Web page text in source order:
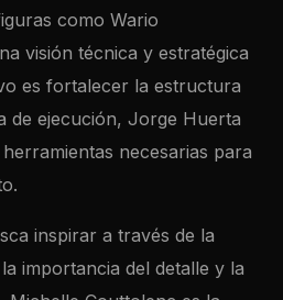
como Wario
visión técnica y estratégica
es fortalecer la estructura
de ejecución, Jorge Huerta
necesarias para
inspirar a través de la
importancia del detalle y la